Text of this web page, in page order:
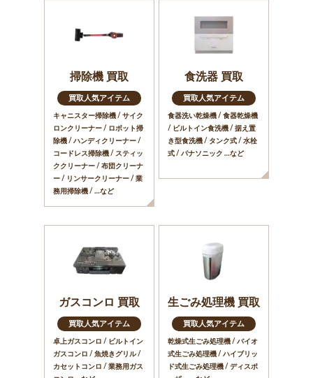
掃除機 買取
買取人気アイテム
キャニスター掃除機 / サイク
ロンクリーナー / ロボット掃
除機 / ハンディクリーナー /
コードレス掃除機 / スティッ
ククリーナー / 布団クリーナ
ー / リンサークリーナー / 業
務用掃除機 / …など
食洗器 買取
買取人気アイテム
食器洗い乾燥機 / 食器乾燥機
/ ビルトイン食洗機 / 据え置
き型食洗機 / タンク式 / 水栓
式 / パナソニック …など
ガスコンロ 買取
買取人気アイテム
卓上ガスコンロ / ビルトイン
ガスコンロ / 魚焼きグリル /
カセットコンロ / 業務用ガス
生ごみ処理機 買取
買取人気アイテム
乾燥式生ごみ処理機 / バイオ
式生ごみ処理機 / ハイブリッ
ド式生ごみ処理機 / ディスポ